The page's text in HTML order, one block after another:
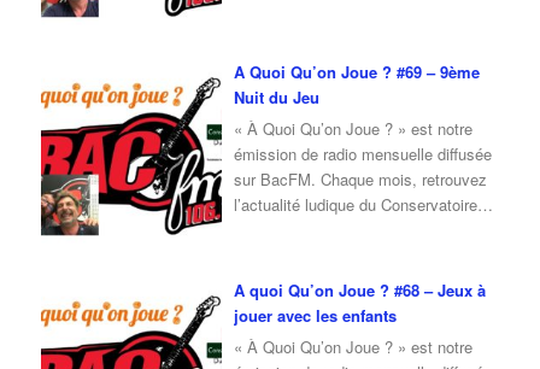
Pour l’émission de octobre 2025, je
reçois Erwan, du café ludique
Ensemble, nous…
A Quoi Qu’on Joue ? #69 – 9ème
Nuit du Jeu
« À Quoi Qu’on Joue ? » est notre
émission de radio mensuelle diffusée
sur BacFM. Chaque mois, retrouvez
l’actualité ludique du Conservatoire
Pour l’émission de octobre 2025, je
reçois Fabrice, membre du
Conservatoire du Jeu, qui vient nous
parler du …
A quoi Qu’on Joue ? #68 – Jeux à
jouer avec les enfants
« À Quoi Qu’on Joue ? » est notre